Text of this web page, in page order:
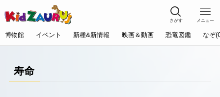
さがす メニュー
博物館 イベント 新種&新情報 映画＆動画 恐竜図鑑 なぞ
寿命